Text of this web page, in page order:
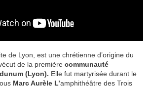
de Lyon, est une chrétienne d’origine du
de la première communauté
(Lyon). Elle fut martyrisée durant le
Marc Aurèle L’amphithéâtre des Trois